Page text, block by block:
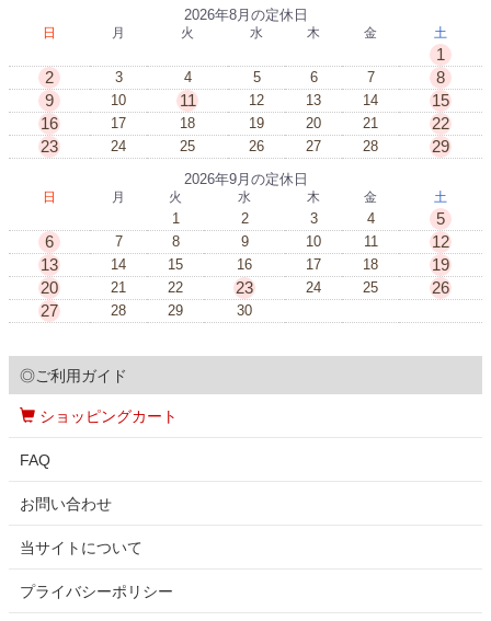
2026年8月の定休日
日 月 火 水 木 金 土
1
2
3 4 5 6 7
8
9
10 11 12 13 14
15
16
17 18 19 20 21
22
23
24 25 26 27 28 29
2026年9月の定休日
日 月 火 水 木 金 土
1 2 3 4
5
6
7 8 9 10 11
12
13
14 15 16 17 18
19
20
21 22 23 24 25
26
27
28 29 30
◎ご利用ガイド
ショッピングカート
FAQ
お問い合わせ
当サイトについて
プライバシーポリシー